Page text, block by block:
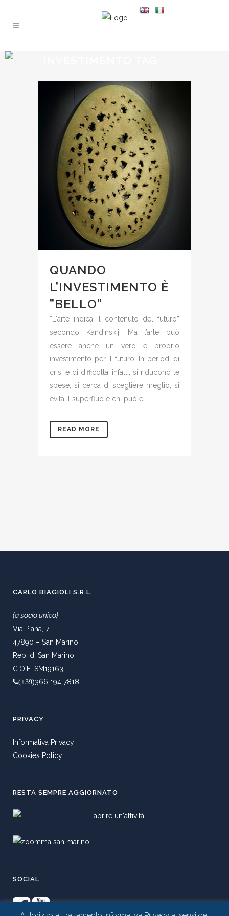
QUANDO
L’INVESTIMENTO È
”BELLO”
“L'arte indica il contenuto del futuro”
secondo Kandinskij. Ma l’arte può
essere anche un vero e proprio
investimento per il futuro. In periodi di
crisi e di difficoltà, infatti, si riducono le
spese, si cerca di scegliere meglio, si
evita il superfluo e chi può e...
READ MORE
CARLO BIAGIOLI S.R.L.
(a socio unico)
Via Piana, 7
47890 – San Marino
Rep. di San Marino
C.O.E. SM19163
(+39)366 194 7818
PRIVACY
Informativa Privacy
Cookies Policy
RESTA SEMPRE AGGIORNATO
SOCIAL